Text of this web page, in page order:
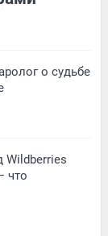
о судьбе
Wildberries
что